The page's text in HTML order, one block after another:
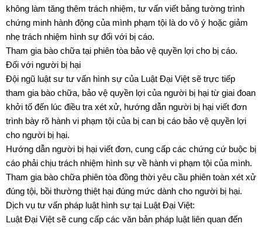
không làm tăng thêm trách nhiệm, tư vấn viết bảng tường trình
chứng minh hành động của mình phạm tội là do vô ý hoặc giảm
nhẹ trách nhiệm hình sự đối với bị cáo.
Tham gia bào chữa tại phiên tòa bảo vệ quyền lợi cho bị cáo.
Đối với người bị hại
Đội ngũ luật sư tư vấn hình sự của Luật Đại Việt sẽ trực tiếp
tham gia bào chữa, bảo vệ quyền lợi của người bị hại từ giai đoan
khởi tố đến lúc điều tra xét xử, hướng dẫn người bị hại viết đơn
trình bày rõ hành vi phạm tội của bị can bị cáo bảo vệ quyền lợi
cho người bị hại.
Hướng dẫn người bị hại viết đơn, cung cấp các chứng cứ buộc bị
cáo phải chịu trách nhiệm hình sự về hành vi phạm tội của mình.
Tham gia bào chữa phiên tòa đồng thời yêu cầu phiên toàn xét xử
đúng tội, bồi thường thiệt hại đúng mức dành cho người bị hại.
Dịch vụ tư vấn pháp luật hình sự tại Luật Đại Việt:
Luật Đại Việt sẽ cung cấp các văn bản pháp luật liên quan đến